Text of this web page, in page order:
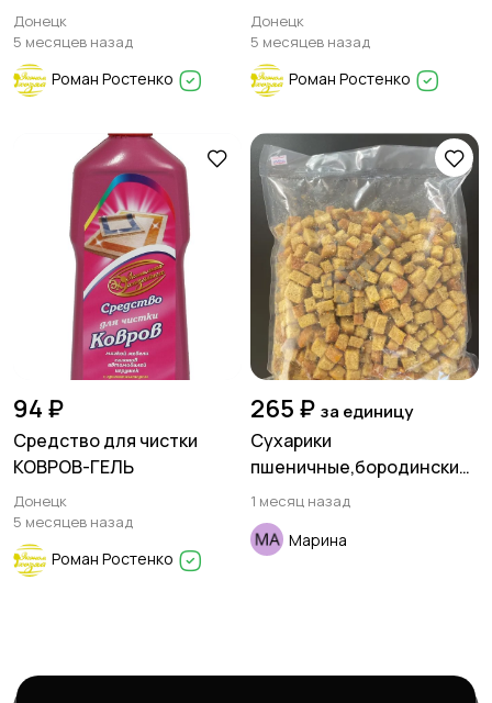
распылителем
Донецк
5 месяцев назад
Роман Ростенко
Донецк
5 месяцев назад
Роман Ростенко
94 ₽
Средство для чистки
КОВРОВ-ГЕЛЬ
Донецк
5 месяцев назад
Роман Ростенко
265 ₽ за единицу
Сухарики
пшеничные,бородинские
со вкусом чеснока
1 месяц назад
Марина